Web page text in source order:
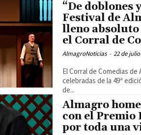
“De doblones
Festival de
lleno
el Corral de
AlmagroNoticias - 22 de
El Corral de Comedias
celebradas de la 49ª
de...
Almagro
con el Premio
por toda una